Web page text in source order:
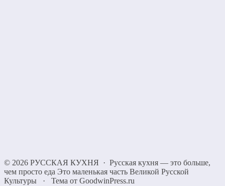
© 2026 РУССКАЯ КУХНЯ · Русская кухня — это больше,
чем просто еда Это маленькая часть Великой Русской
Культуры
· Тема от GoodwinPress.ru